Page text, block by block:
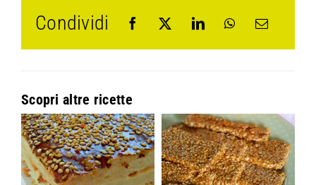
Condividi
Scopri altre ricette